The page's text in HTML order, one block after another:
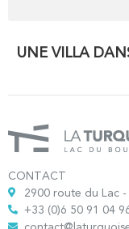
UNE VILLA
CONTACT
2900 route du Lac
+33 (0)6 50 91 04